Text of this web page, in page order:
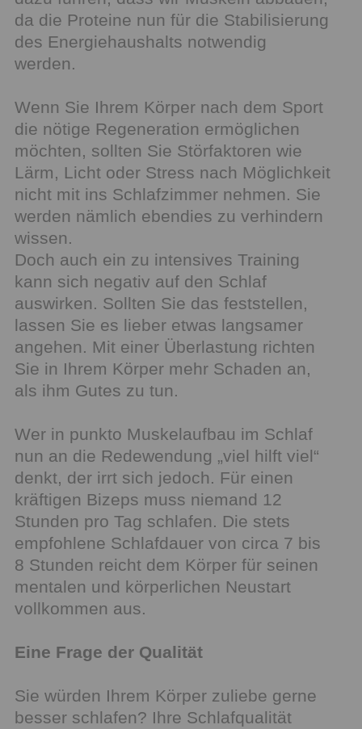
da die Proteine nun für die Stabilisierung
des Energiehaushalts notwendig
werden.
Wenn Sie Ihrem Körper nach dem Sport
die nötige Regeneration ermöglichen
möchten, sollten Sie Störfaktoren wie
Lärm, Licht oder Stress nach Möglichkeit
nicht mit ins Schlafzimmer nehmen. Sie
werden nämlich ebendies zu verhindern
wissen.
Doch auch ein zu intensives Training
kann sich negativ auf den Schlaf
auswirken. Sollten Sie das feststellen,
lassen Sie es lieber etwas langsamer
angehen. Mit einer Überlastung richten
Sie in Ihrem Körper mehr Schaden an,
als ihm Gutes zu tun.
Wer in punkto Muskelaufbau im Schlaf
nun an die Redewendung „viel hilft viel“
denkt, der irrt sich jedoch. Für einen
kräftigen Bizeps muss niemand 12
Stunden pro Tag schlafen. Die stets
empfohlene Schlafdauer von circa 7 bis
8 Stunden reicht dem Körper für seinen
mentalen und körperlichen Neustart
vollkommen aus.
Eine Frage der Qualität
Sie würden Ihrem Körper zuliebe gerne
besser schlafen? Ihre Schlafqualität